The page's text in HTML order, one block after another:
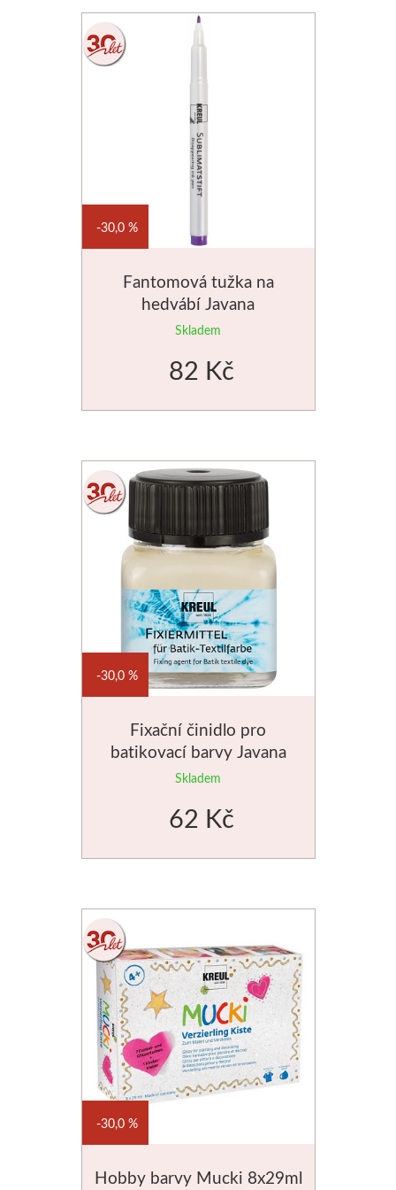
Akvarel
Média
Plátna
Sennelier
Olejové pastely
Olej
Akvarel
Média
Speedball
Sítotisk
Linoryt
Glazury
Umton
Olej
Akvarel
Tempery
Jednotlivě
Fantomová tužka na
hedvábí Javana
Skladem
30,0 %
82 Kč
Fixační činidlo pro
batikovací barvy Javana
20ml
Skladem
30,0 %
62 Kč
Hobby barvy Mucki 8x29ml
30,0 %